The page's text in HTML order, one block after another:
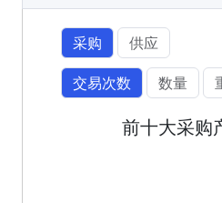
采购
供应
交易次数
数量
前十大采购